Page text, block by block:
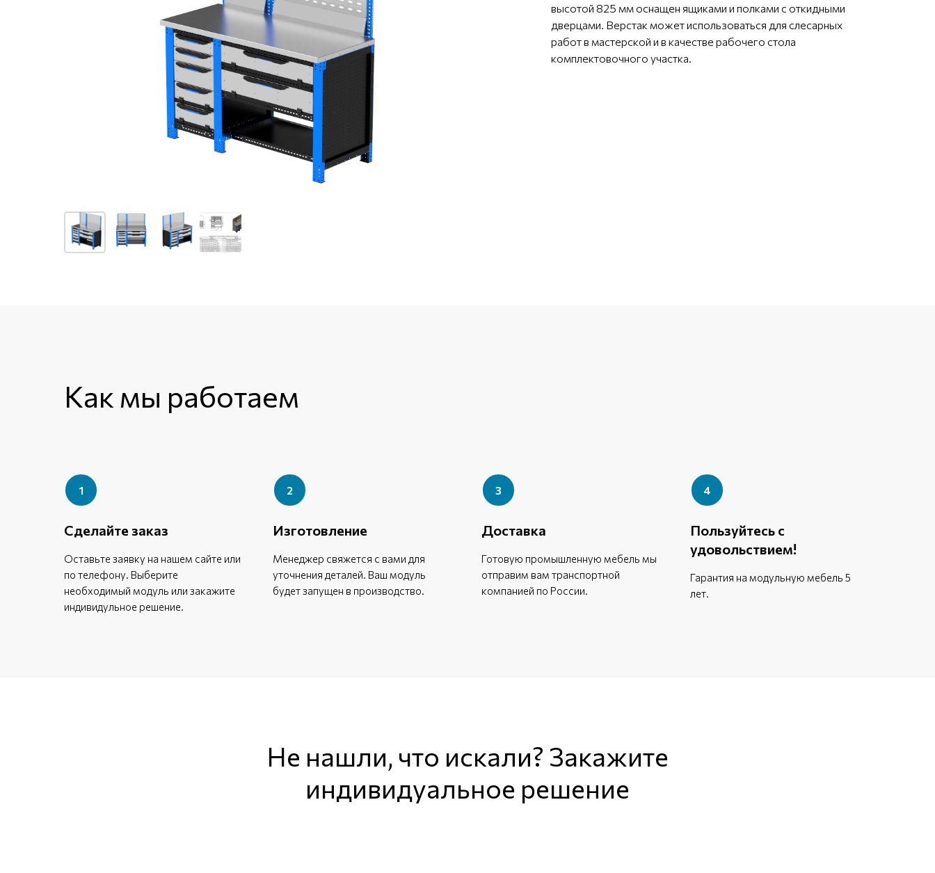
высотой 825 мм оснащен ящиками и полками с откидными
дверцами. Верстак может использоваться для слесарных
работ в мастерской и в качестве рабочего стола
комплектовочного участка.
Как мы работаем
Сделайте заказ
Оставьте заявку на нашем сайте или
по телефону. Выберите
необходимый модуль или закажите
индивидульное решение.
Изготовление
Менеджер свяжется с вами для
уточнения деталей. Ваш модуль
будет запущен в производство.
Доставка
Готовую промышленную мебель мы
отправим вам транспортной
компанией по России.
Пользуйтесь с
удовольствием!
Гарантия на модульную мебель 5
лет.
Не нашли, что искали? Закажите
индивидуальное решение